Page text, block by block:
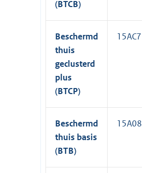
(BTCB)
Beschermd
thuis
geclusterd
plus
(BTCP)
15AC7
Beschermd
thuis basis
(BTB)
15A08